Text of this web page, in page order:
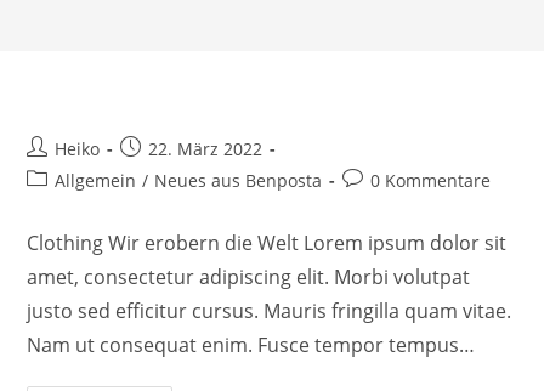
Beitrags-
Autor:
Heiko
Beitrag
veröffentlicht:
22. März 2022
Beitrags-
Allgemein / Neues aus Benposta
Beitrags-
0 Kommentare
Clothing Wir erobern die Welt Lorem ipsum dolor sit
amet, consectetur adipiscing elit. Morbi volutpat
justo sed efficitur cursus. Mauris fringilla quam vitae.
Nam ut consequat enim. Fusce tempor tempus…